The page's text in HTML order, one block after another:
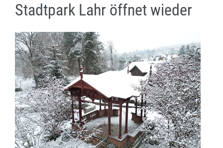
Stadtpark Lahr öffnet wieder